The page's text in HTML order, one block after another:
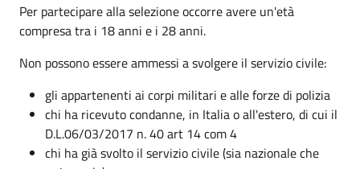
Per partecipare alla selezione occorre avere un'età
compresa tra i 18 anni e i 28 anni.
Non possono essere ammessi a svolgere il servizio civile:
gli appartenenti ai corpi militari e alle forze di polizia
chi ha ricevuto condanne, in Italia o all'estero, di cui il
D.L.06/03/2017 n. 40 art 14 com 4
chi ha già svolto il servizio civile (sia nazionale che